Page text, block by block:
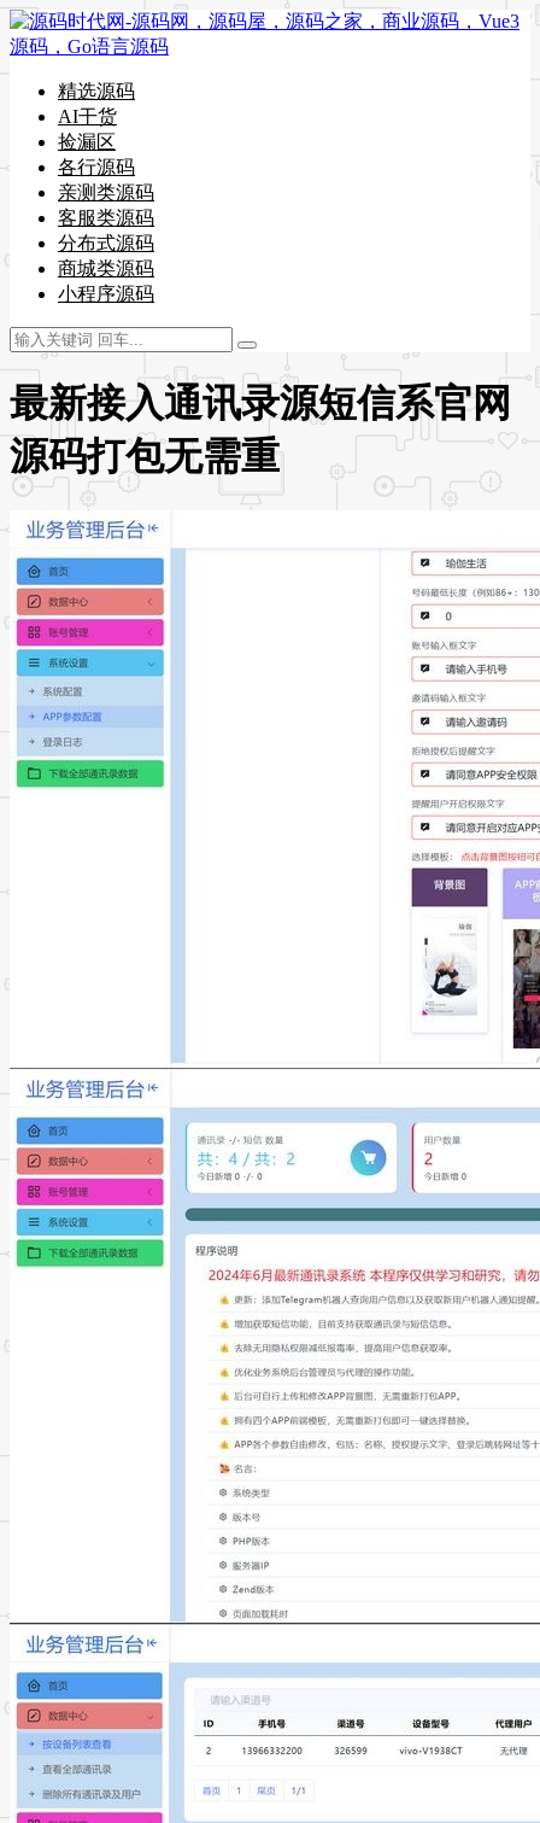
精选源码
AI干货
捡漏区
各行源码
亲测类源码
客服类源码
分布式源码
商城类源码
小程序源码
最新接入通讯录源短信系官网
源码打包无需重